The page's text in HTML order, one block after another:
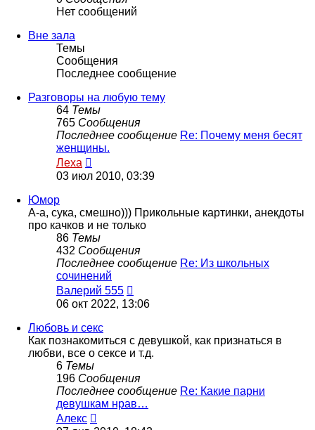
Нет сообщений
Вне зала
Темы
Сообщения
Последнее сообщение
Разговоры на любую тему
64 Темы
765 Сообщения
Последнее сообщение Re: Почему меня бесят
женщины.
Леха
к
03 июл 2010, 03:39
Юмор
А-а, сука, смешно))) Прикольные картинки, анекдоты
про качков и не только
86 Темы
432 Сообщения
Последнее сообщение Re: Из школьных
сочинений
Валерий 555
к
06 окт 2022, 13:06
Любовь и секс
Как познакомиться с девушкой, как признаться в
любви, все о сексе и т.д.
6 Темы
196 Сообщения
Последнее сообщение Re: Какие парни
девушкам нрав…
Алекс